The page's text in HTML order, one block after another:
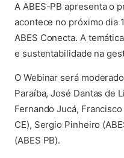
A ABES-PB apresenta o
acontece no próximo dia
ABES Conecta. A
e sustentabilidade na
O Webinar será
Paraíba, José Dantas de
Fernando Jucá,
CE), Sergio Pinheiro
(ABES PB).